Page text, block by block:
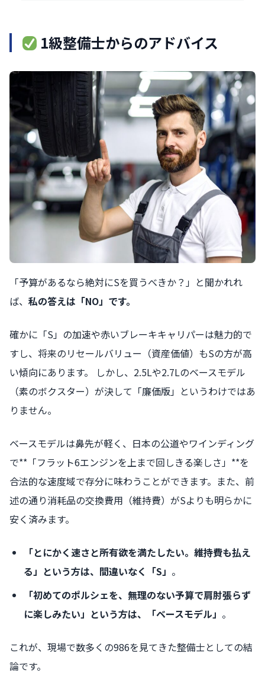
1級整備士からのアドバイス
「予算があるなら絶対にSを買うべきか？」と聞かれれ
ば、 私の答えは「NO」です。
確かに「S」の加速や赤いブレーキキャリパーは魅力的で
すし、将来のリセールバリュー（資産価値）もSの方が高
い傾向にあります。 しかし、2.5Lや2.7Lのベースモデル
（素のボクスター）が決して「廉価版」というわけではあ
りません。
ベースモデルは鼻先が軽く、日本の公道やワインディング
で**「フラット6エンジンを上まで回しきる楽しさ」**を
合法的な速度域で存分に味わうことができます。また、前
述の通り消耗品の交換費用（維持費）がSよりも明らかに
安く済みます。
「とにかく速さと所有欲を満たしたい。維持費も払え
る」という方は、間違いなく「S」 。
「初めてのポルシェを、無理のない予算で肩肘張らず
に楽しみたい」という方は、「ベースモデル」 。
これが、現場で数多くの986を見てきた整備士としての結
論です。